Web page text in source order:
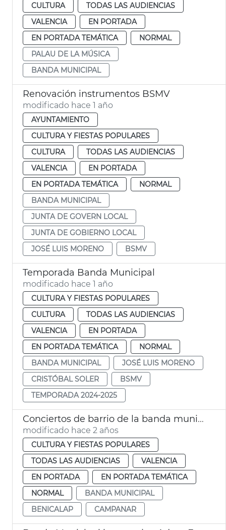
CULTURA
TODAS LAS AUDIENCIAS
VALENCIA
EN PORTADA
EN PORTADA TEMÁTICA
NORMAL
PALAU DE LA MÚSICA
BANDA MUNICIPAL
Renovación instrumentos BSMV
modificado hace 1 año
AYUNTAMIENTO
CULTURA Y FIESTAS POPULARES
CULTURA
TODAS LAS AUDIENCIAS
VALENCIA
EN PORTADA
EN PORTADA TEMÁTICA
NORMAL
BANDA MUNICIPAL
JUNTA DE GOVERN LOCAL
JUNTA DE GOBIERNO LOCAL
JOSÉ LUIS MORENO
BSMV
Temporada Banda Municipal
modificado hace 1 año
CULTURA Y FIESTAS POPULARES
CULTURA
TODAS LAS AUDIENCIAS
VALENCIA
EN PORTADA
EN PORTADA TEMÁTICA
NORMAL
BANDA MUNICIPAL
JOSÉ LUIS MORENO
CRISTÓBAL SOLER
BSMV
TEMPORADA 2024-2025
Conciertos de barrio de la banda municipal
modificado hace 2 años
CULTURA Y FIESTAS POPULARES
TODAS LAS AUDIENCIAS
VALENCIA
EN PORTADA
EN PORTADA TEMÁTICA
NORMAL
BANDA MUNICIPAL
BENICALAP
CAMPANAR